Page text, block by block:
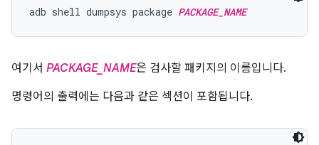
adb shell dumpsys package PACKAGE_NAME
여기서 PACKAGE_NAME은 검사할 패키지의 이름입니다.
명령어의 출력에는 다음과 같은 섹션이 포함됩니다.